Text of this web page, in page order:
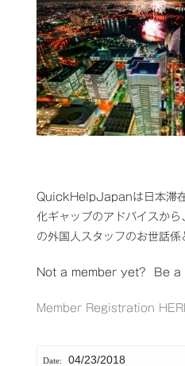
QuickHelpJapanは日本滞在
化ギャップのアドバイスか
の外国人スタッフのお世話係
Not a member yet? Be
Member Registration
04/23/2018